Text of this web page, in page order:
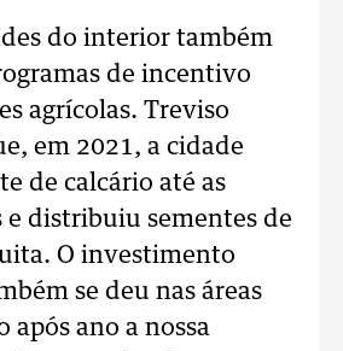
do interior também
de incentivo
agrícolas. Treviso
em 2021, a cidade
de calcário até as
e distribuiu sementes de
O investimento
se deu nas áreas
após ano a nossa